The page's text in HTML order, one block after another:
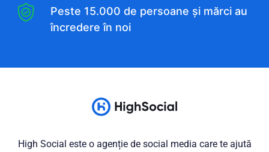
Peste 15.000 de persoane și mărci au
încredere în noi
High Social este o agenție de social media care te ajută